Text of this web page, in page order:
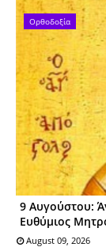
Ορθοδοξία
9 Αυγούστου:
Ευθύμιος
August 09, 2026